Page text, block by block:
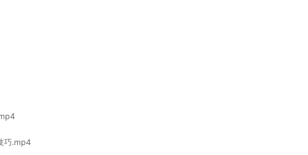
巧.mp4